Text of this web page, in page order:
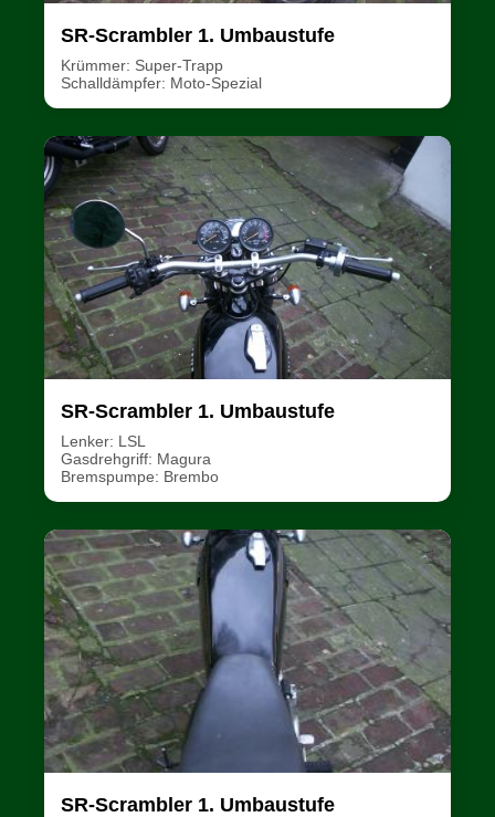
SR-Scrambler 1. Umbaustufe
Krümmer: Super-Trapp
Schalldämpfer: Moto-Spezial
SR-Scrambler 1. Umbaustufe
Lenker: LSL
Gasdrehgriff: Magura
Bremspumpe: Brembo
SR-Scrambler 1. Umbaustufe